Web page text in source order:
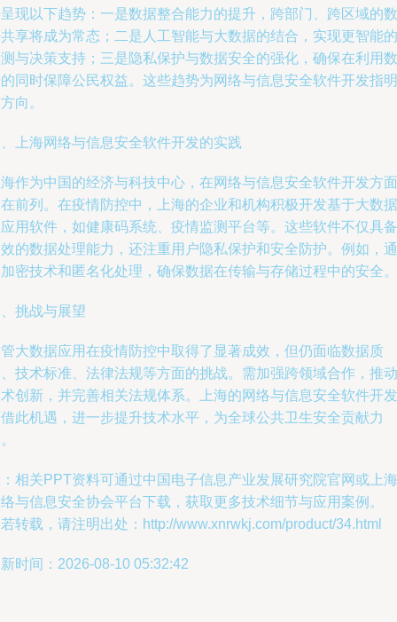
现以下趋势：一是数据整合能力的提升，跨部门、跨区域的数
享将成为常态；二是人工智能与大数据的结合，实现更智能的
与决策支持；三是隐私保护与数据安全的强化，确保在利用数
同时保障公民权益。这些趋势为网络与信息安全软件开发指明
向。
上海网络与信息安全软件开发的实践
作为中国的经济与科技中心，在网络与信息安全软件开发方面
前列。在疫情防控中，上海的企业和机构积极开发基于大数据
用软件，如健康码系统、疫情监测平台等。这些软件不仅具备
的数据处理能力，还注重用户隐私保护和安全防护。例如，通
密技术和匿名化处理，确保数据在传输与存储过程中的安全。
挑战与展望
大数据应用在疫情防控中取得了显著成效，但仍面临数据质
技术标准、法律法规等方面的挑战。需加强跨领域合作，推动
创新，并完善相关法规体系。上海的网络与信息安全软件开发
此机遇，进一步提升技术水平，为全球公共卫生安全贡献力
相关PPT资料可通过中国电子信息产业发展研究院官网或上海
与信息安全协会平台下载，获取更多技术细节与应用案例。
转载，请注明出处：http://www.xnrwkj.com/product/34.html
时间：2026-08-10 05:32:42